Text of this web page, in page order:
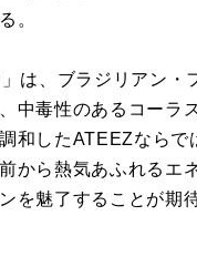
。
は、ブラジリアン・
中毒性のあるコーラ
和したATEEZならで
から熱気あふれるエ
を魅了することが期